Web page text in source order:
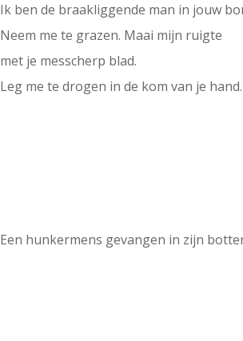
Ik ben de braakliggende man in jouw
Neem me te grazen. Maai mijn ruigte
met je messcherp blad.
Leg me te drogen in de kom van je hand.
Een hunkermens gevangen in zijn